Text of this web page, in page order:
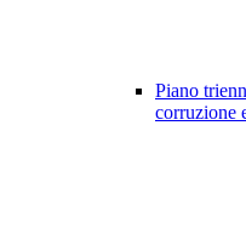
Piano
corruzione